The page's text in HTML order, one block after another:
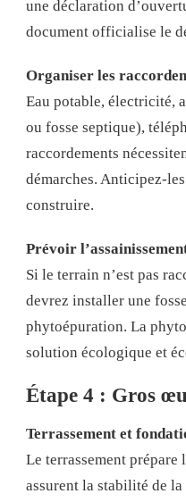
une déclaration
document officialise le
Organiser les
Eau potable, électricité,
ou fosse septique),
raccordements
démarches. Anticipez-
construire.
Prévoir
Si le terrain n’est pas
devrez installer une
phytoépuration. La
solution écologique et
Étape 4 : Gros
Terrassement et
Le terrassement
assurent la stabilité de